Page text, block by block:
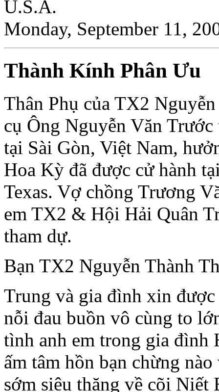
U.S.A.
Monday, September 11,
Thành Kính Phân Ưu
Thân Phụ của TX2
cụ Ông Nguyễn Văn
tại Sài Gòn, Việt Nam,
Hoa Kỳ đã được cử hành
Texas. Vợ chồng Trương
em TX2 & Hội Hải Quân
tham dự.
Bạn TX2 Nguyễn Thành
Trung và gia đình xin
nỗi đau buồn vô cùng to
tình anh em trong gia đình
ấm tâm hồn bạn chừng
sớm siêu thăng về cõi Niết